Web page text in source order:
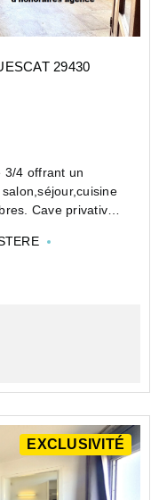
29430
3/4 offrant un
Cave privative,
calme.
EXCLUSIVITÉ